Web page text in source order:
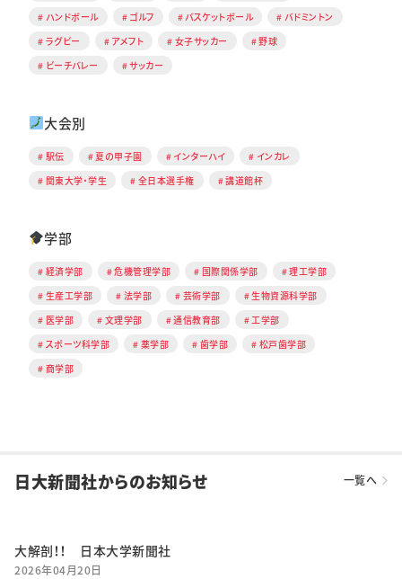
ハンドボール
ゴルフ バスケットボール
バドミントン
ラグビー
アメフト 女子サッカー
野球
ビーチバレー
サッカー
大会別
駅伝 夏の甲子園 インターハイ
インカレ
関東大学・学生
全日本選手権 講道館杯
学部
経済学部 危機管理学部 国際関係学部
理工学部
生産工学部
法学部 芸術学部
生物資源科学部
医学部
文理学部 通信教育部
工学部
スポーツ科学部
薬学部 歯学部
松戸歯学部
商学部
日大新聞社からのお知らせ 一覧へ
大解剖！！ 日本大学新聞社
2026年04月20日